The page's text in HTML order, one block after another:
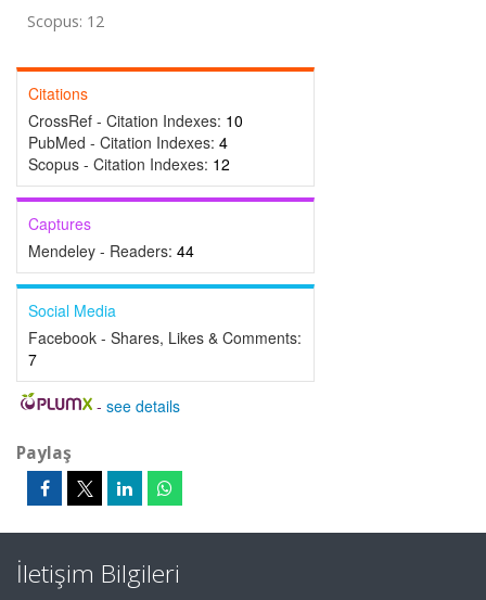
Scopus: 12
Citations
CrossRef - Citation Indexes: 10
PubMed - Citation Indexes: 4
Scopus - Citation Indexes: 12
Captures
Mendeley - Readers: 44
Social Media
Facebook - Shares, Likes & Comments:
7
- see details
Paylaş
İletişim Bilgileri